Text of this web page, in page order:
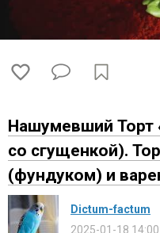
Нашумевший
со сгущенкой).
(фундуком) и
Dictum-factum
2025-01-18